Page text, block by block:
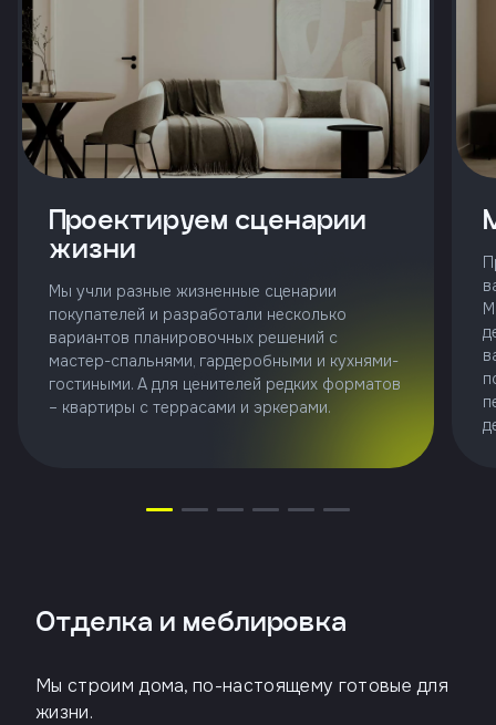
Проектируем сценарии
жизни
Мы учли разные жизненные сценарии
покупателей и разработали несколько
вариантов планировочных решений с
мастер-спальнями, гардеробными и кухнями-
гостиными. А для ценителей редких форматов
– квартиры с террасами и эркерами.
Отделка и меблировка
Мы строим дома, по-настоящему готовые для
жизни.
с
условиями
политики
конфиденциальности
(343)
71-10
Заказать